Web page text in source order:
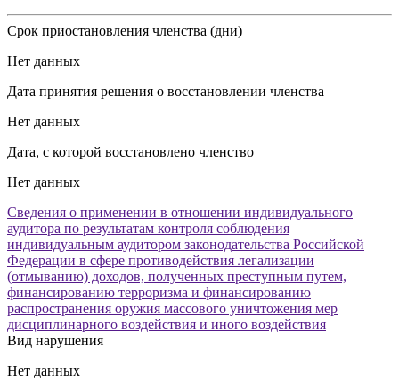
Срок приостановления членства (дни)
Нет данных
Дата принятия решения о восстановлении членства
Нет данных
Дата, с которой восстановлено членство
Нет данных
Сведения о применении в отношении индивидуального
аудитора по результатам контроля соблюдения
индивидуальным аудитором законодательства Российской
Федерации в сфере противодействия легализации
(отмыванию) доходов, полученных преступным путем,
финансированию терроризма и финансированию
распространения оружия массового уничтожения мер
дисциплинарного воздействия и иного воздействия
Вид нарушения
Нет данных